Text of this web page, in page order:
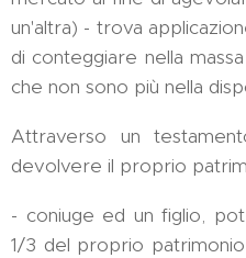
un'altra) - trova
di conteggiare nella
che non sono più nella
Attraverso un
devolvere il proprio
- coniuge ed un figlio,
1/3 del proprio